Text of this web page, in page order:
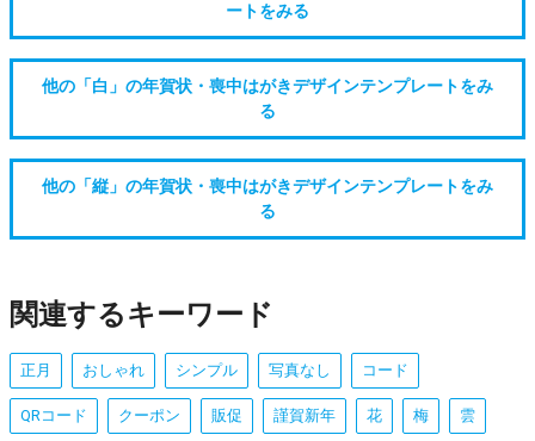
ートをみる
他の「白」の年賀状・喪中はがきデザインテンプレートをみ
る
他の「縦」の年賀状・喪中はがきデザインテンプレートをみ
る
関連するキーワード
正月 おしゃれ シンプル 写真なし コード
QRコード クーポン 販促 謹賀新年 花 梅 雲